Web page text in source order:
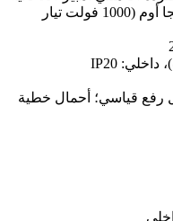
مقاومة العزل: القلب/الملف، ≧100 ميجا أوم (1000 فولت تيار
قياسي؛ أحمال خطية